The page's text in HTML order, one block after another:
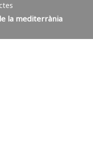
la mediterrània